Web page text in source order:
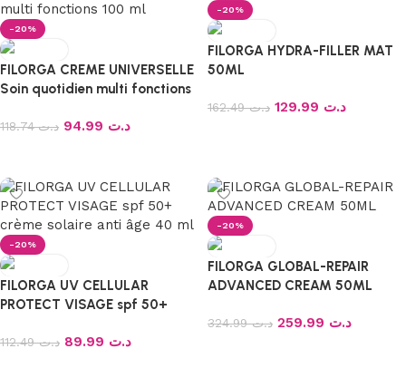
-20%
FILORGA CREME UNIVERSELLE
Soin quotidien multi fonctions
د.ت118.74 د.ت
-20%
FILORGA HYDRA-FILLER MAT
50ML
د.ت162.49 د.ت
-20%
FILORGA UV CELLULAR
PROTECT VISAGE spf 50+
د.ت112.49 د.ت
-20%
FILORGA GLOBAL-REPAIR
ADVANCED CREAM 50ML
د.ت324.99 د.ت